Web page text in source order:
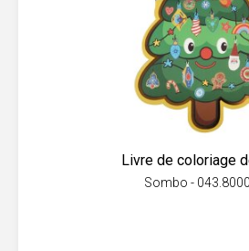
Livre de coloriage
Sombo -